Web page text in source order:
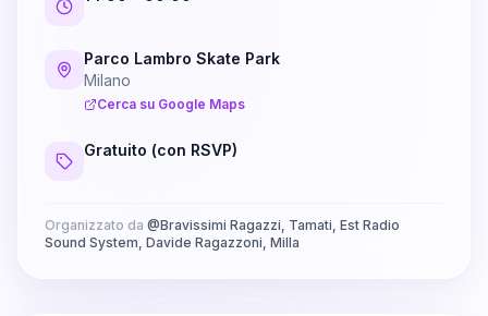
Parco Lambro Skate Park
Milano
Cerca su Google Maps
Gratuito (con RSVP)
Organizzato da @Bravissimi Ragazzi, Tamati, Est Radio
Sound System, Davide Ragazzoni, Milla